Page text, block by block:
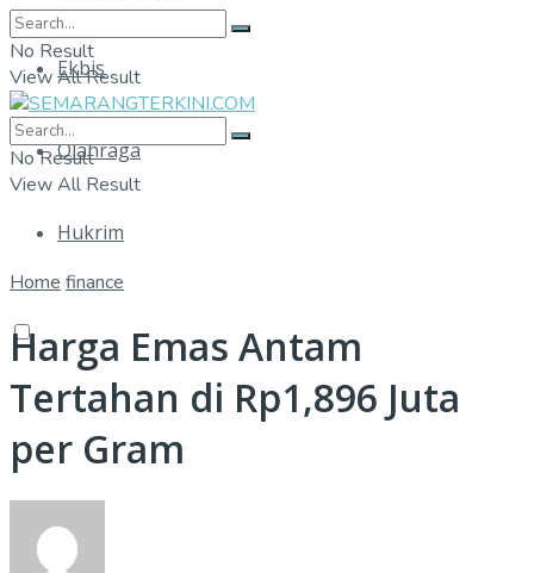
Ekbis
Olahraga
Hukrim
No Result
View All Result
No Result
View All Result
Home finance
Harga Emas Antam
Tertahan di Rp1,896 Juta
per Gram